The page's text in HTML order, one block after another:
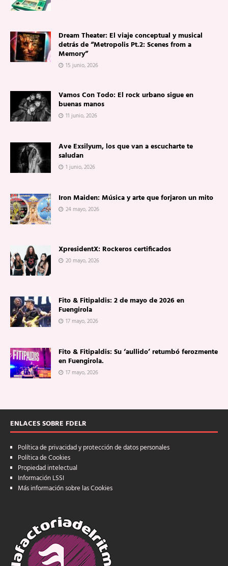
Dream Theater: El viaje conceptual y musical
detrás de “Metropolis Pt.2: Scenes from a
Memory”
15 junio, 2026
Vamos Con Todo: El rock urbano sigue en
buenas manos
11 junio, 2026
Ave Exsilyum, los que van a escucharte te
saludan
1 junio, 2026
Iron Maiden: Música y arte que forjaron un mito
24 mayo, 2026
XpresidentX: Rockeros certificados
20 mayo, 2026
Fito & Fitipaldis: 2 de mayo de 2026 en
Fuengirola
17 mayo, 2026
Fito & Fitipaldis: Su ‘aullido’ retumbó ferozmente
en Fuengirola.
17 mayo, 2026
ENLACES SOBRE FDELR
Política de privacidad y protección de datos personales
Política de Cookies
Propiedad intelectual
Información LSSI
Más información sobre las Cookies